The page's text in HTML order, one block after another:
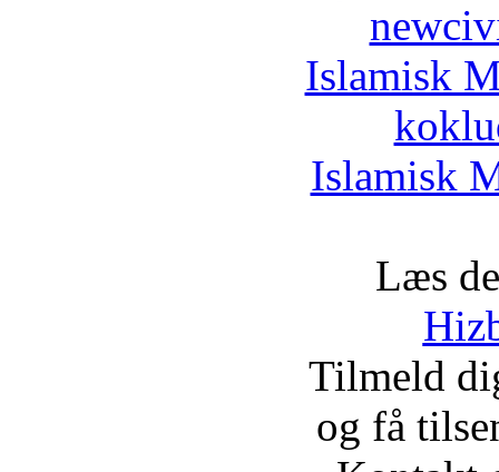
Islamisk
Islamisk
Læs
Tilmeld
og få